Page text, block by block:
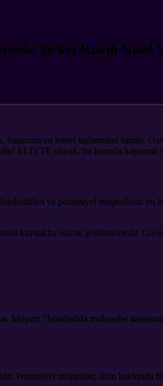
Şirket Kaydı Nasıl
en temel taşlarından biridir.
ELIYTE olarak, bu konuda
ve potansiyel müşterilerin
kaynaklar olarak görülmektedir.
Müşteri "İstanbul'da muhasebe
Potansiyel müşteriler, sizin hakkında